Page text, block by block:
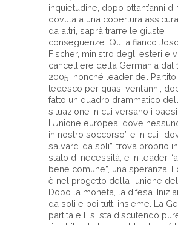
inquietudine, dopo ottant’anni
dovuta a una copertura
da altri, saprà trarre le giuste
conseguenze. Qui a fianco
Fischer, ministro degli esteri e
cancelliere della Germania dal
2005, nonché leader del
tedesco per quasi vent’anni,
fatto un quadro drammatico
situazione in cui versano i
l’Unione europea, dove
in nostro soccorso” e in cui
salvarci da soli”, trova proprio
stato di necessità, e in leader
bene comune”, una speranza.
è nel progetto della “unione
Dopo la moneta, la difesa.
da soli e poi tutti insieme. La
partita e lì si sta discutendo